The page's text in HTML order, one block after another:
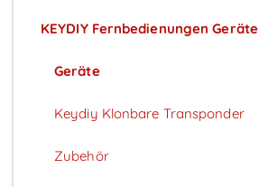
KEYDIY Fernbedienungen Geräte
Geräte
Keydiy Klonbare Transponder
Zubehör